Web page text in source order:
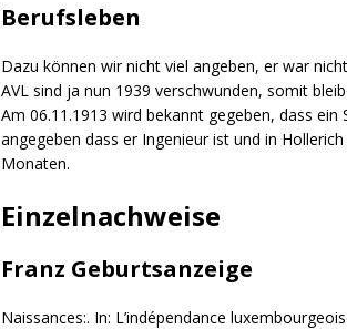
Berufsleben
Dazu können wir nicht viel angeben, er war
AVL sind ja nun 1939 verschwunden, somit
Am 06.11.1913 wird bekannt gegeben, dass
angegeben dass er Ingenieur ist und in
Monaten.
Einzelnachweise
Franz Geburtsanzeige
Naissances:. In: L’indépendance